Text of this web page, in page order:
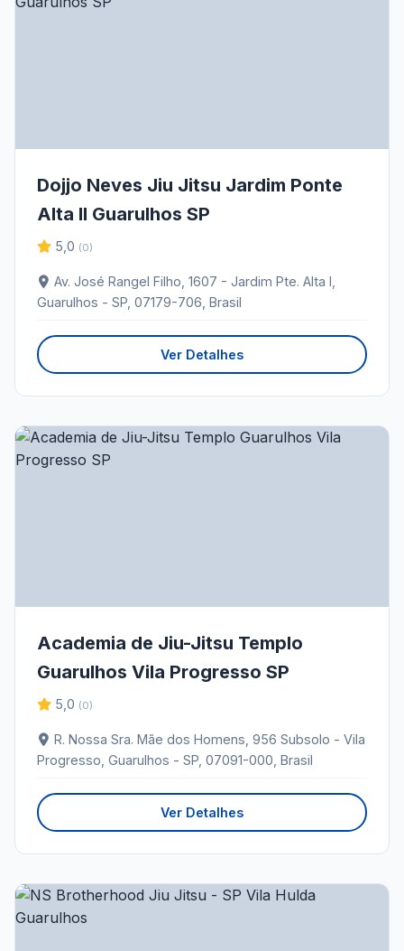
Dojjo Neves Jiu Jitsu Jardim Ponte
Alta II Guarulhos SP
5,0 (0)
Av. José Rangel Filho, 1607 - Jardim Pte. Alta I,
Guarulhos - SP, 07179-706, Brasil
Ver Detalhes
Academia de Jiu-Jitsu Templo
Guarulhos Vila Progresso SP
5,0 (0)
R. Nossa Sra. Mãe dos Homens, 956 Subsolo - Vila
Progresso, Guarulhos - SP, 07091-000, Brasil
Ver Detalhes